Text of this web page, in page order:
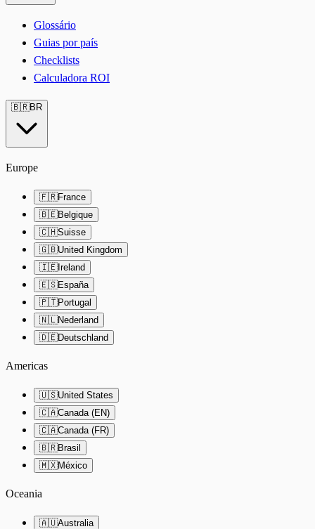
Glossário
Guias por país
Checklists
Calculadora ROI
🇧🇷BR
Europe
🇫🇷France
🇧🇪Belgique
🇨🇭Suisse
🇬🇧United Kingdom
🇮🇪Ireland
🇪🇸España
🇵🇹Portugal
🇳🇱Nederland
🇩🇪Deutschland
Americas
🇺🇸United States
🇨🇦Canada (EN)
🇨🇦Canada (FR)
🇧🇷Brasil
🇲🇽México
Oceania
🇦🇺Australia